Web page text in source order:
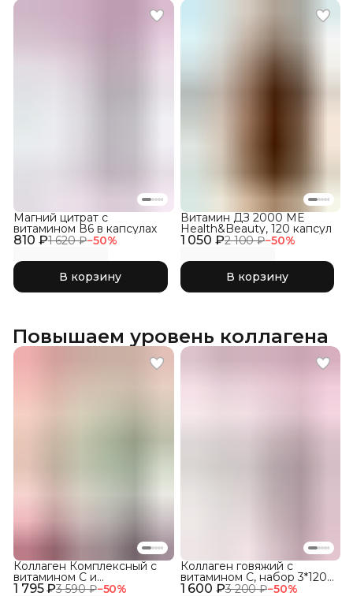
810 ₽1 620 ₽−50%
Магний цитрат с
витамином В6 в капсулах
В корзину
1 050 ₽2 100 ₽−50%
Витамин ДЗ 2000 ME
Health&Beauty, 120 капсул
В корзину
Повышаем уровень коллагена
1 795 ₽3 590 ₽−50%
Коллаген Комплексный с
витамином C и
гиалуроновой кислотой, 1 600 ₽3 200 ₽−50%
Коллаген говяжий с
витамином C, набор 3*120
капсул